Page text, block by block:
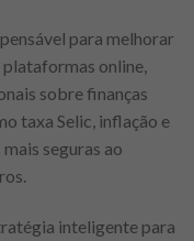
para melhorar
online,
sobre finanças
taxa Selic, inflação e
seguras ao
inteligente para